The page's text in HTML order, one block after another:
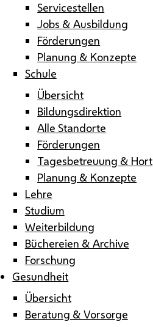
Servicestellen
Jobs & Ausbildung
Förderungen
Planung & Konzepte
Schule
Übersicht
Bildungsdirektion
Alle Standorte
Förderungen
Tagesbetreuung & Hort
Planung & Konzepte
Lehre
Studium
Weiterbildung
Büchereien & Archive
Forschung
Gesundheit
Übersicht
Beratung & Vorsorge